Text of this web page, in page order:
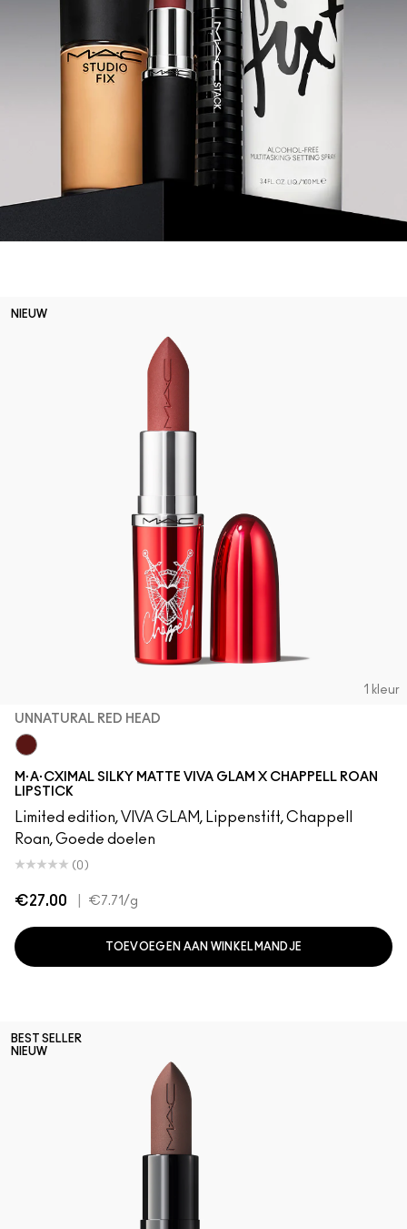
NIEUW
1 kleur
UNNATURAL RED HEAD
M·A·CXIMAL SILKY MATTE VIVA GLAM X CHAPPELL ROAN
LIPSTICK
Limited edition, VIVA GLAM, Lippenstift, Chappell
Roan, Goede doelen
(0)
€27.00 €7.71 /g
TOEVOEGEN AAN WINKELMANDJE
BEST SELLER
NIEUW